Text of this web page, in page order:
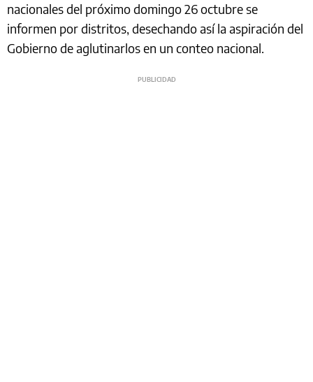
nacionales del próximo domingo 26 octubre se
informen por distritos, desechando así la aspiración del
Gobierno de aglutinarlos en un conteo nacional.